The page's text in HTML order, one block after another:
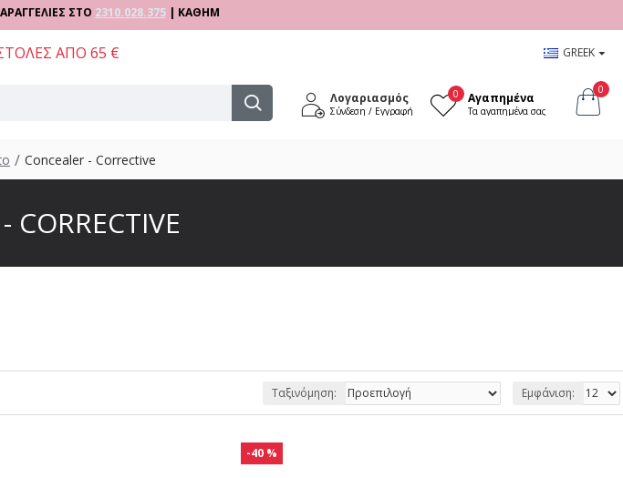
ΣΤΟ2310.028.375| ΚΑΘΗΜΕΡΙΝΑ 09:00 - 17:00
ΑΠΟ 65 € GREEK
Λογαριασμός
Σύνδεση / Εγγραφή
Αγαπημένα
Τα αγαπημένα σας
0 0
Concealer - Corrective
CORRECTIVE
Ταξινόμηση: Εμφάνιση:
-40 %